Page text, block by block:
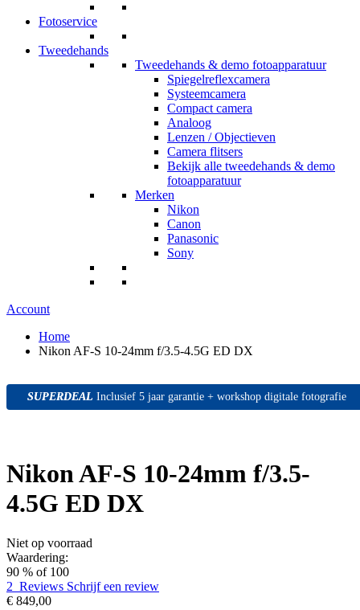
Fotoservice
Tweedehands
Tweedehands & demo fotoapparatuur
Spiegelreflexcamera
Systeemcamera
Compact camera
Analoog
Lenzen / Objectieven
Camera flitsers
Bekijk alle tweedehands & demo
fotoapparatuur
Merken
Nikon
Canon
Panasonic
Sony
Account
Home
Nikon AF-S 10-24mm f/3.5-4.5G ED DX
SUPERDEAL
SUPERDEAL
SUPERDEAL Inclusief 5 jaar garantie + workshop digitale fotografie
Nikon AF-S 10-24mm f/3.5-
4.5G ED DX
Niet op voorraad
Waardering:
90 % of 100
2 Reviews Schrijf een review
€ 849,00